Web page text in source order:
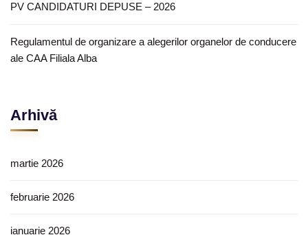
PV CANDIDATURI DEPUSE – 2026
Regulamentul de organizare a alegerilor organelor de conducere
ale CAA Filiala Alba
Arhivă
martie 2026
februarie 2026
ianuarie 2026